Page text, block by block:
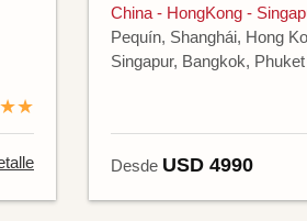
China - HongKong -
Pequín, Shanghái, Hong
Singapur, Bangkok, Phuket
Desde USD 4990